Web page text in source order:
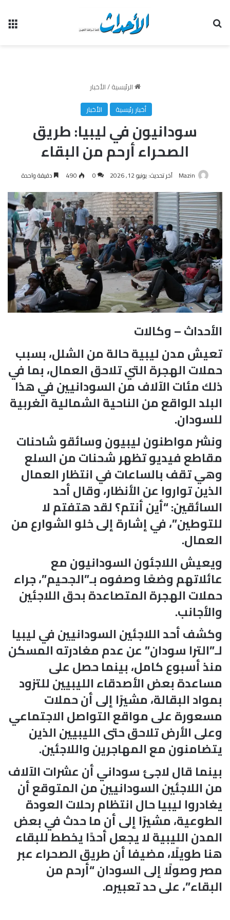
الرئيسية/الأخبار
أخبار رئيسية
الأخبار
سودانيون في ليبيا: طريق
الصحراء أرحم من البقاء
Mazin آخر تحديث: يونيو 12, 2026 0
490 دقيقة واحدة
الأحداث – وكالات
تعيش مدن ليبية حالة من الشلل، بسبب
حملات الهجرة التي تلاحق العمال، بما في
ذلك مئات الآلاف من السودانيين في هذا
البلد الواقع من الناحية الشمالية الغربية
للسودان.
​ونشر مواطنون ليبيون وسائقو شاحنات
مقاطع فيديو تظهر شحنات من السلع
وهي تقف بالساعات في انتظار العمال
الذين تواروا عن الأنظار، وقال أحد
السائقين: “أين أنتم؟ لقد هتفتم لا
للتوطين”، في إشارة إلى خلو الشوارع من
العمال.
ويعيش اللاجئون السودانيون مع
عائلاتهم وضعًا وصفوه بـ”الجحيم”، جراء
حملات الهجرة المتصاعدة بحق اللاجئين
والأجانب.
​وكشف أحد اللاجئين السودانيين في ليبيا
لـ”الترا سودان” عن عدم مغادرته المسكن
منذ أسبوع كامل، بينما حصل على
مساعدة بعض الأصدقاء الليبيين للتزود
بمواد البقالة، مشيرًا إلى أن حملات
مسعورة على مواقع التواصل الاجتماعي
وعلى الأرض تلاحق حتى الليبيين الذين
يتضامنون مع المهاجرين واللاجئين.
بينما قال لاجئ سوداني ​أن عشرات الآلاف
من اللاجئين السودانيين من المتوقع أن
يغادروا ليبيا حال انتظام رحلات العودة
الطوعية، مشيرًا إلى أن ما حدث في بعض
المدن الليبية لا يجعل أحدًا يخطط للبقاء
هنا طويلًا، مضيفا أن طريق الصحراء عبر
مصر وصولًا إلى السودان “أرحم من
البقاء”، على حد تعبيره.